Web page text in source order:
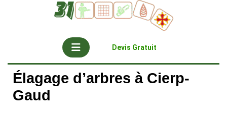
Open
Button
Devis Gratuit
Élagage d’arbres à Cierp-
Gaud